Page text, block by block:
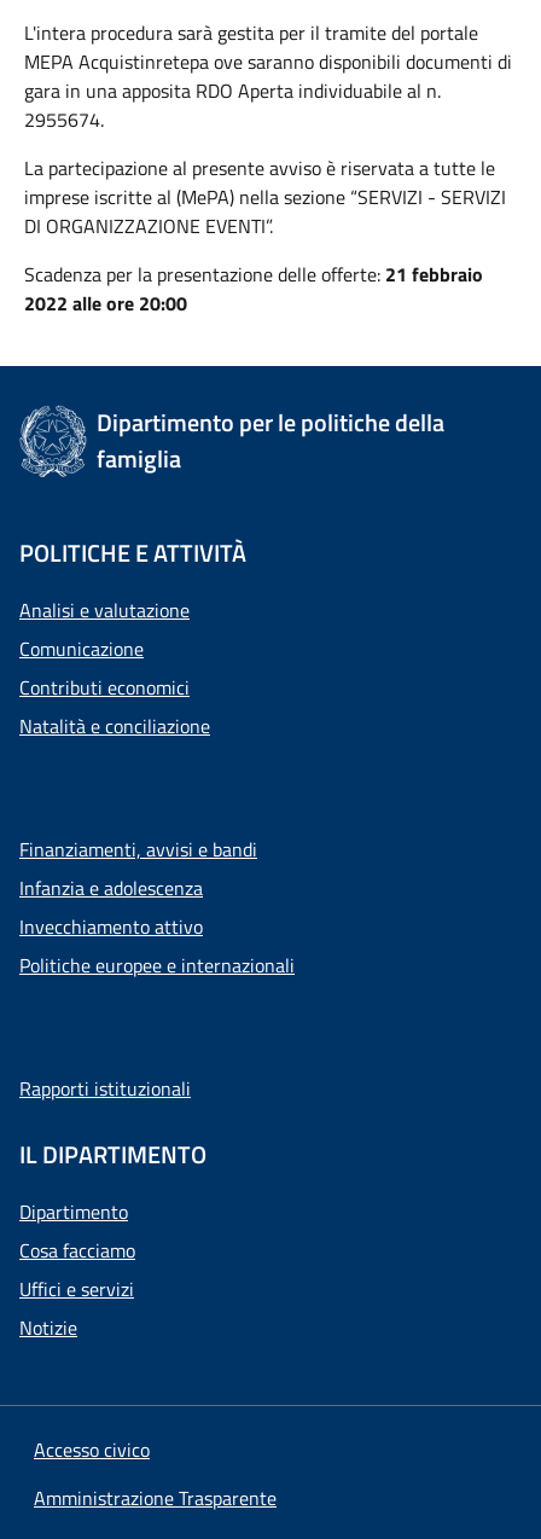
L'intera procedura sarà gestita per il tramite del portale
MEPA Acquistinretepa ove saranno disponibili documenti di
gara in una apposita RDO Aperta individuabile al n.
2955674.
La partecipazione al presente avviso è riservata a tutte le
imprese iscritte al (MePA) nella sezione “SERVIZI - SERVIZI
DI ORGANIZZAZIONE EVENTI”.
Scadenza per la presentazione delle offerte: 21 febbraio
2022 alle ore 20:00
Dipartimento per le politiche della
famiglia
POLITICHE E ATTIVITÀ
Analisi e valutazione
Comunicazione
Contributi economici
Natalità e conciliazione
Finanziamenti, avvisi e bandi
Infanzia e adolescenza
Invecchiamento attivo
Politiche europee e internazionali
Rapporti istituzionali
IL DIPARTIMENTO
Dipartimento
Cosa facciamo
Uffici e servizi
Notizie
Accesso civico
Amministrazione Trasparente